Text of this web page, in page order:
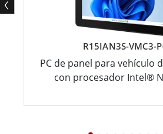
R15IAN3S-VMC3-
PC de panel para vehículo
con procesador Intel®